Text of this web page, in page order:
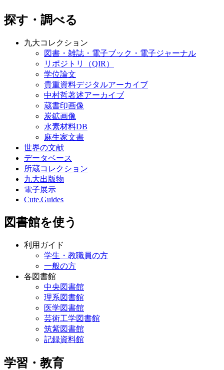
探す・調べる
九大コレクション
図書・雑誌・電子ブック・電子ジャーナル
リポジトリ（QIR）
学位論文
貴重資料デジタルアーカイブ
中村哲著述アーカイブ
蔵書印画像
炭鉱画像
水素材料DB
麻生家文書
世界の文献
データベース
所蔵コレクション
九大出版物
電子展示
Cute.Guides
図書館を使う
利用ガイド
学生・教職員の方
一般の方
各図書館
中央図書館
理系図書館
医学図書館
芸術工学図書館
筑紫図書館
記録資料館
学習・教育